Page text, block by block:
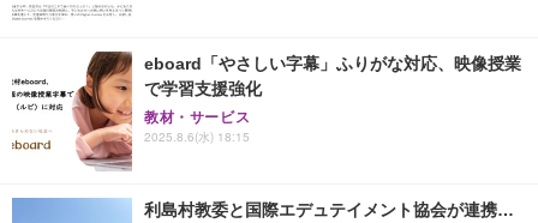
eboard「やさしい字幕」ふりがな対応、映像授業
で学習支援強化
教材・サービス
2025.8.6(水) 18:15
利島村教委と国際エデュテイメント協会が連携…